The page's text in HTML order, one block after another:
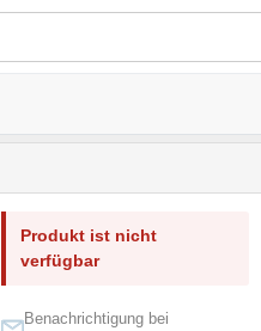
Produkt ist nicht
verfügbar
Benachrichtigung bei